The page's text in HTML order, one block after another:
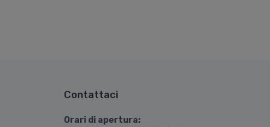
Contattaci
Orari di apertura: